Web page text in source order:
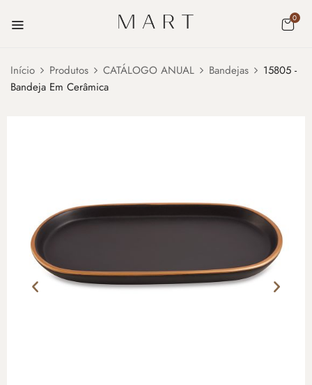
0
Início Produtos CATÁLOGO ANUAL Bandejas
15805 -
Bandeja Em Cerâmica